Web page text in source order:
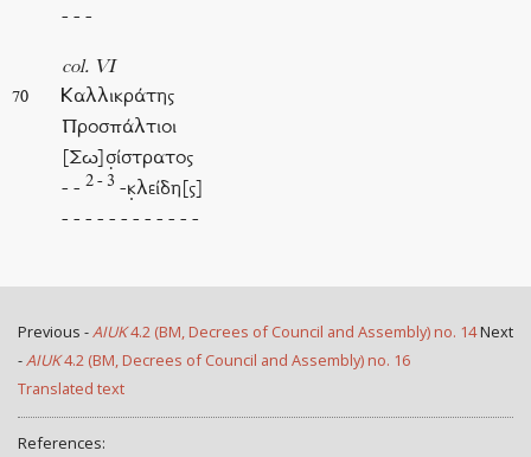
- - -
col. VI
70
Καλλικράτης
Προσπάλτιοι
[Σω]σ̣ίστρατος
- -2 - 3 -κ̣λείδη[ς]
- - - - - - - - - - - -
Previous -AIUK4.2 (BM, Decrees of Council and Assembly) no. 14Next
-AIUK4.2 (BM, Decrees of Council and Assembly) no. 16
Translated text
References: